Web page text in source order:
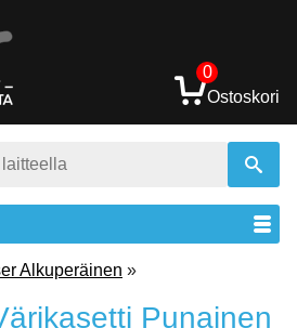
0
Ostoskori
Alkuperäinen »
Punainen